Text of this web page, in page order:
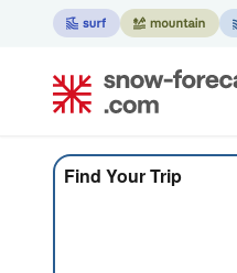
Find Your Trip